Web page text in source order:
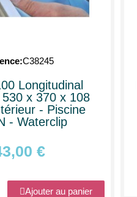
C38245
Longitudinal
530 x 370 x 108
- Piscine
- Waterclip
€
Ajouter au panier